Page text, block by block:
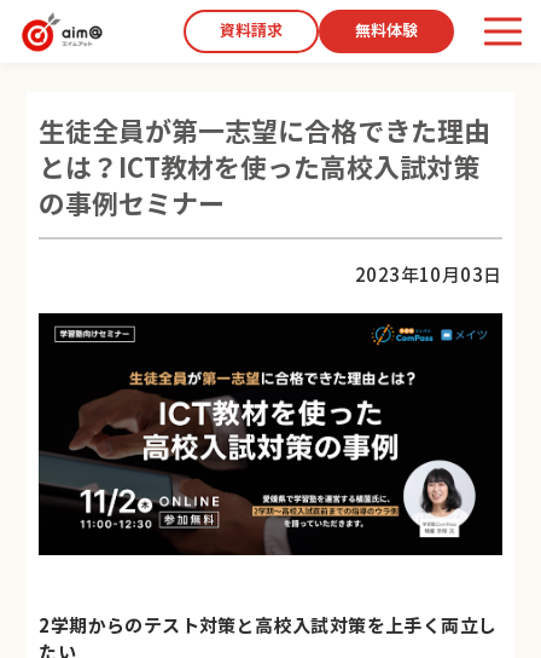
資料請求 無料体験
生徒全員が第一志望に合格できた理由
とは？ICT教材を使った高校入試対策
の事例セミナー
2023年10月03日
2学期からのテスト対策と高校入試対策を上手く両立し
たい